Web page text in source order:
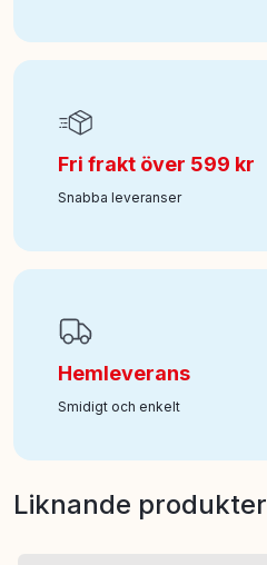
Fri frakt över 599 kr
Snabba leveranser
Hemleverans
Smidigt och enkelt
Liknande produkter